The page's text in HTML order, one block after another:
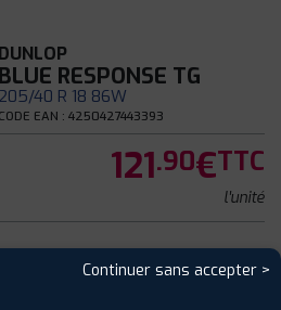
DUNLOP
BLUE RESPONSE TG
205/40 R 18 86W
CODE EAN : 4250427443393
121.90€TTC
l'unité
Continuer sans accepter >